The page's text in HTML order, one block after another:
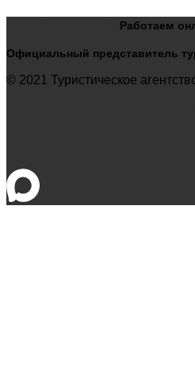
Работаем
Официальный представитель
© 2021 Туристическое